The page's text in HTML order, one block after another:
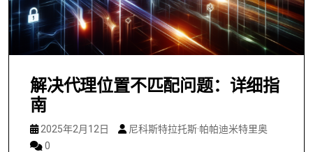
解决代理位置不匹配问题：详细指
南
2025年2月12日
尼科斯特拉托斯·帕帕迪米特里奥
0